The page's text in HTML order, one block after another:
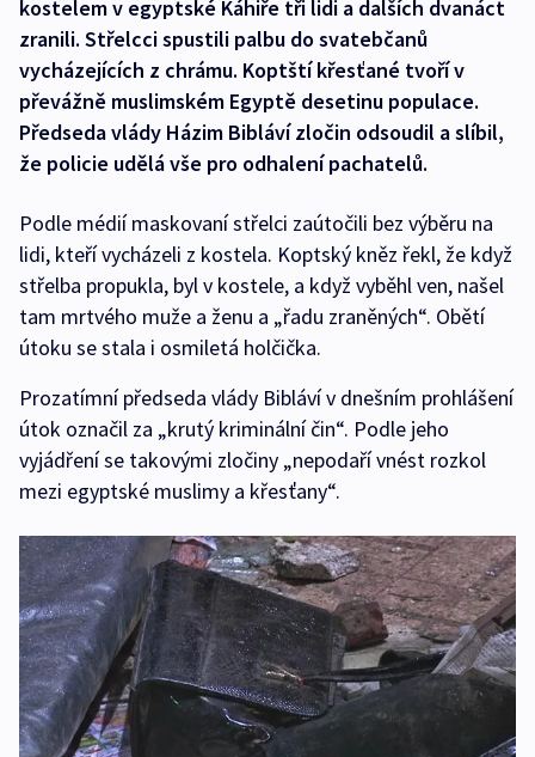
kostelem v egyptské Káhiře tři lidi a dalších dvanáct
zranili. Střelcci spustili palbu do svatebčanů
vycházejících z chrámu. Koptští křesťané tvoří v
převážně muslimském Egyptě desetinu populace.
Předseda vlády Házim Bibláví zločin odsoudil a slíbil,
že policie udělá vše pro odhalení pachatelů.
Podle médií maskovaní střelci zaútočili bez výběru na
lidi, kteří vycházeli z kostela. Koptský kněz řekl, že když
střelba propukla, byl v kostele, a když vyběhl ven, našel
tam mrtvého muže a ženu a „řadu zraněných“. Obětí
útoku se stala i osmiletá holčička.
Prozatímní předseda vlády Bibláví v dnešním prohlášení
útok označil za „krutý kriminální čin“. Podle jeho
vyjádření se takovými zločiny „nepodaří vnést rozkol
mezi egyptské muslimy a křesťany“.